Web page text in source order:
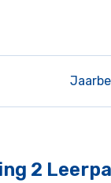
2